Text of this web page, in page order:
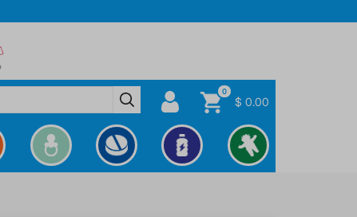
0
$ 0.00